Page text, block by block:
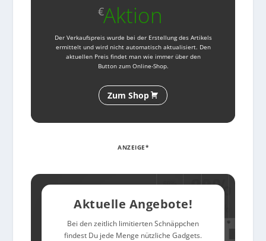
€Aktion
Der Verkaufspreis wurde bei der Erstellung des Artikels
ermittelt und wird nicht automatisch aktualisiert. Den
aktuellen Preis findet man wie immer über den
Button zum Online-Shop.
Zum Shop
ANZEIGE*
Aktuelle Angebote!
Bei den zeitlich limitierten Schnäppchen
findest Du jede Menge nützliche Gadgets.